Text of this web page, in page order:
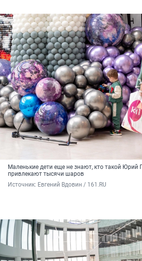
Маленькие дети еще не знают, кто такой Юрий
привлекают тысячи шаров
Источник: Евгений Вдовин / 161.RU